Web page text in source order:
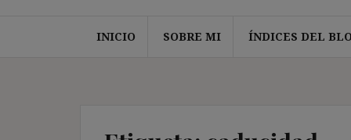
INICIO SOBRE MI ÍNDICES DEL